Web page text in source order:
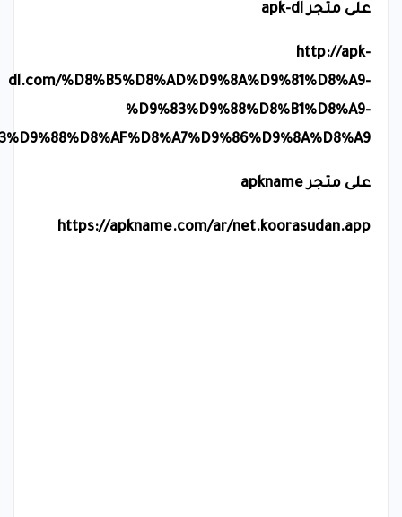
على متجرapk-dl
http://apk-
dl.com/%D8%B5%D8%AD%D9%8A%D9%81%D8%A9-
%D9%83%D9%88%D8%B1%D8%A9-
على متجرapkname
https://apkname.com/ar/net.koorasudan.app